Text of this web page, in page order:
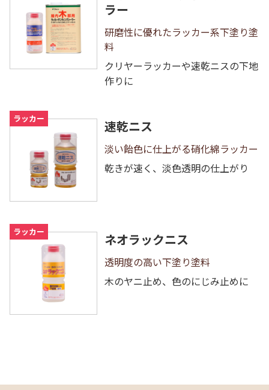
ラー
研磨性に優れたラッカー系下塗り塗
料
クリヤーラッカーや速乾ニスの下地
作りに
ラッカー 速乾ニス
淡い飴色に仕上がる硝化綿ラッカー
乾きが速く、淡色透明の仕上がり
ラッカー ネオラックニス
透明度の高い下塗り塗料
木のヤニ止め、色のにじみ止めに